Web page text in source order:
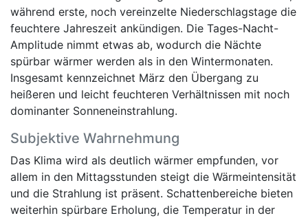
während erste, noch vereinzelte Niederschlagstage die
feuchtere Jahreszeit ankündigen. Die Tages-Nacht-
Amplitude nimmt etwas ab, wodurch die Nächte
spürbar wärmer werden als in den Wintermonaten.
Insgesamt kennzeichnet März den Übergang zu
heißeren und leicht feuchteren Verhältnissen mit noch
dominanter Sonneneinstrahlung.
Subjektive Wahrnehmung
Das Klima wird als deutlich wärmer empfunden, vor
allem in den Mittagsstunden steigt die Wärmeintensität
und die Strahlung ist präsent. Schattenbereiche bieten
weiterhin spürbare Erholung, die Temperatur in der